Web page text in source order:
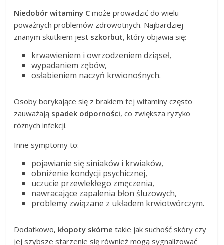
Niedobór witaminy C może prowadzić do wielu
poważnych problemów zdrowotnych. Najbardziej
znanym skutkiem jest szkorbut, który objawia się:
krwawieniem i owrzodzeniem dziąseł,
wypadaniem zębów,
osłabieniem naczyń krwionośnych.
Osoby borykające się z brakiem tej witaminy często
zauważają spadek odporności, co zwiększa ryzyko
różnych infekcji.
Inne symptomy to:
pojawianie się siniaków i krwiaków,
obniżenie kondycji psychicznej,
uczucie przewlekłego zmęczenia,
nawracające zapalenia błon śluzowych,
problemy związane z układem krwiotwórczym.
Dodatkowo, kłopoty skórne takie jak suchość skóry czy
jej szybsze starzenie się również mogą sygnalizować